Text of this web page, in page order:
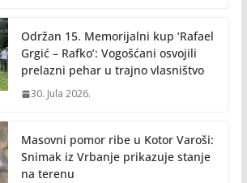
n
k
Održan 15. Memorijalni kup ‘Rafael
Grgić – Rafko’: Vogošćani osvojili
prelazni pehar u trajno vlasništvo
30. Jula 2026.
Masovni pomor ribe u Kotor Varoši:
Snimak iz Vrbanje prikazuje stanje
na terenu